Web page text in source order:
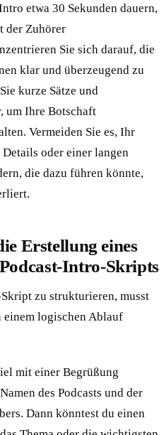
etwa 30 Sekunden dauern,
der Zuhörer
Sie sich darauf, die
klar und überzeugend zu
kurze Sätze und
um Ihre Botschaft
Vermeiden Sie es, Ihr
oder einer langen
die dazu führen könnte,
Erstellung eines
Intro-Skripts
zu strukturieren, musst
logischen Ablauf
mit einer Begrüßung
des Podcasts und der
Dann könntest du einen